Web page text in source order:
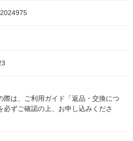
際は、ご利用ガイド「返品・交換につ
必ずご確認の上、お申し込みくださ